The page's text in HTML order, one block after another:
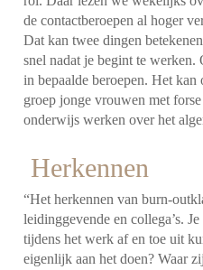
de contactberoepen al hoger
Dat kan twee dingen
snel nadat je begint te
in bepaalde beroepen.Het kan
groep jonge vrouwen met
onderwijs werken over het
Herkennen
“Het herkennen van burn-
leidinggevende en collega’s.
tijdens het werk af en toe uit
eigenlijk aan het doen? Waar